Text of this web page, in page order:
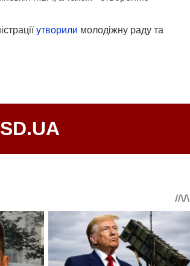
утворили молодіжну раду та